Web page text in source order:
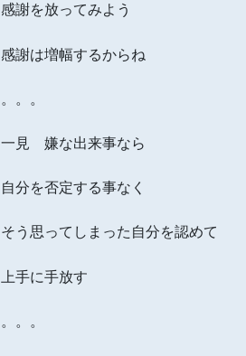
感謝を放ってみよう
感謝は増幅するからね
。。。
一見 嫌な出来事なら
自分を否定する事なく
そう思ってしまった自分を認めて
上手に手放す
。。。